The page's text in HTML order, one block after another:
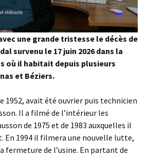
une grande tristesse le décès de
survenu le 17 juin 2026 dans la
où il habitait depuis plusieurs
et Béziers.
1952, avait été ouvrier puis technicien
Il a filmé de l’intérieur les
de 1975 et de 1983 auxquelles il
En 1994 il filmera une nouvelle lutte,
de l’usine. En partant de